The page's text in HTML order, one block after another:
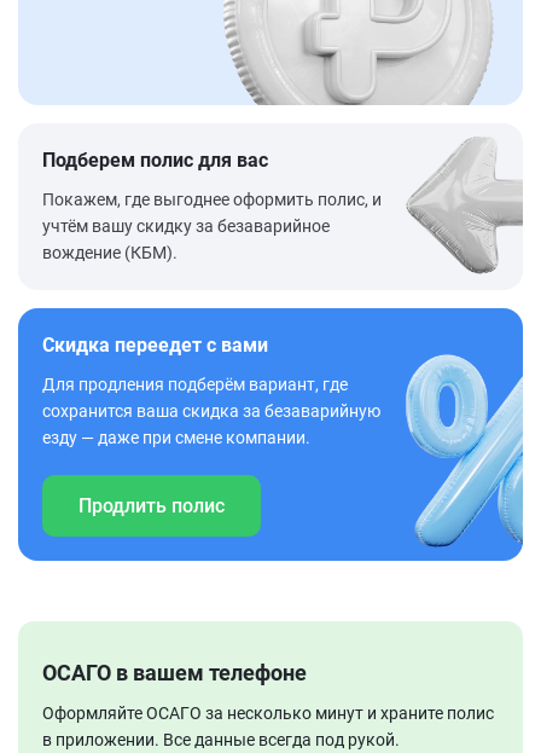
Подберем полис для вас
Покажем, где выгоднее оформить полис, и
учтём вашу скидку за безаварийное
вождение (КБМ).
Скидка переедет с вами
Для продления подберём вариант, где
сохранится ваша скидка за безаварийную
езду — даже при смене компании.
Продлить полис
ОСАГО в вашем телефоне
Оформляйте ОСАГО за несколько минут и храните полис
в приложении. Все данные всегда под рукой.